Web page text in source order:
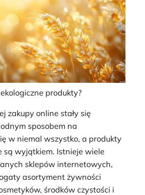
produkty?
zakupy online stały się
sposobem na
w niemal wszystko, a produkty
są wyjątkiem. Istnieje wiele
sklepów internetowych,
asortyment żywności
środków czystości i